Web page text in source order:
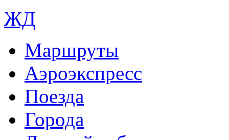
ЖД
Маршруты
Аэроэкспресс
Поезда
Города